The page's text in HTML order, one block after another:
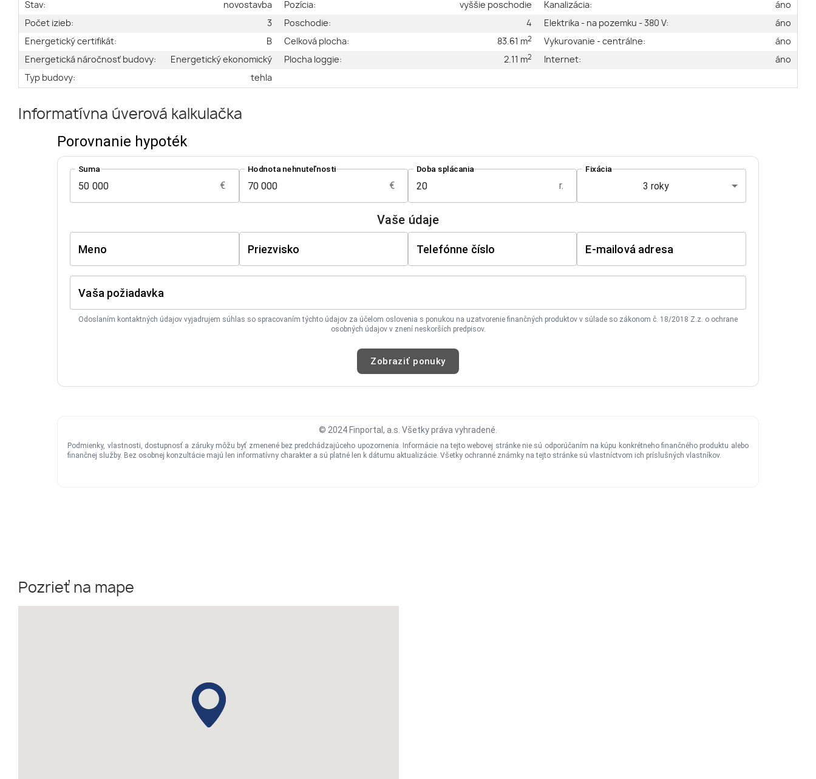
Stav:
novostavba
Počet izieb:
3
Energetický certifikát:
B
Energetická náročnosť budovy:
Energetický ekonomický
Typ budovy:
tehla
Pozícia:
vyššie poschodie
Poschodie:
4
Celková plocha:
83.61 m2
Plocha loggie: 2.11 m2
Kanalizácia:
áno
Elektrika - na pozemku - 380 V:
áno
Vykurovanie - centrálne:
áno
Internet:
áno
Informatívna úverová kalkulačka
Pozrieť na mape